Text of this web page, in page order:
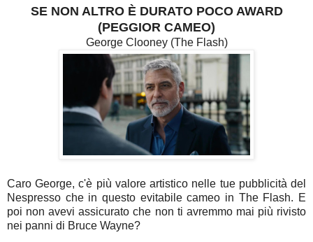
SE NON ALTRO È DURATO POCO AWARD
(PEGGIOR CAMEO)
George Clooney (The Flash)
Caro George, c'è più valore artistico nelle tue pubblicità del
Nespresso che in questo evitabile cameo in The Flash. E
poi non avevi assicurato che non ti avremmo mai più rivisto
nei panni di Bruce Wayne?